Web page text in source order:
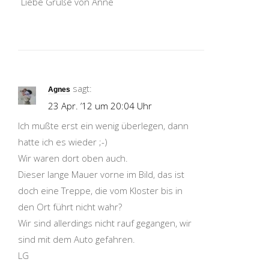
Agnes sagt:
23 Apr. ’12 um 20:04 Uhr
Ich mußte erst ein wenig überlegen, dann
hatte ich es wieder ;-)
Wir waren dort oben auch.
Dieser lange Mauer vorne im Bild, das ist
doch eine Treppe, die vom Kloster bis in
den Ort führt nicht wahr?
Wir sind allerdings nicht rauf gegangen, wir
sind mit dem Auto gefahren.
LG